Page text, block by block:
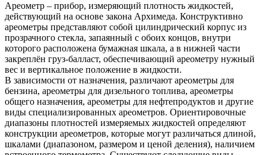
Ареометр – прибор, измеряющий плотность жидкостей,
действующий на основе закона Архимеда. Конструктивно
ареометры представляют собой цилиндрический корпус из
прозрачного стекла, запаянный с обоих концов, внутри
которого расположена бумажная шкала, а в нижней части
закреплён груз-балласт, обеспечивающий ареометру нужный
вес и вертикальное положение в жидкости.
В зависимости от назначения, различают ареометры для
бензина, ареометры для дизельного топлива, ареометры
общего назначения, ареометры для нефтепродуктов и другие
виды специализированных ареометров. Ориентировочные
диапазоны плотностей измеряемых жидкостей определяют
конструкции ареометров, которые могут различаться длиной,
шкалами (диапазоном, размером и ценой деления), наличием